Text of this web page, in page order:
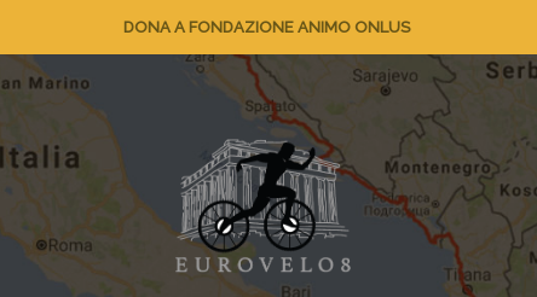
DONA A FONDAZIONE ANIMO ONLUS